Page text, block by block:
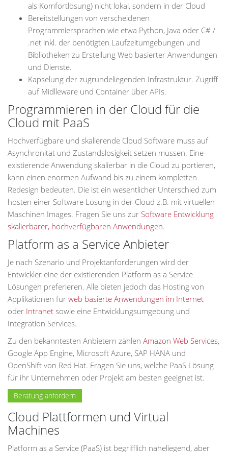
als Komfortlösung) nicht lokal, sondern in der Cloud
Bereitstellungen von verscheidenen
Programmiersprachen wie etwa Python, Java oder C# /
.net inkl. der benötigten Laufzeitumgebungen und
Bibliotheken zu Erstellung Web basierter Anwendungen
und Dienste.
Kapselung der zugrundeliegenden Infrastruktur. Zugriff
auf Midlleware und Container über APIs.
Programmieren in der Cloud für die
Cloud mit PaaS
Hochverfügbare und skalierende Cloud Software muss auf
Asynchronität und Zustandslosigkeit setzen müssen. Eine
existierende Anwendung skalierbar in die Cloud zu portieren,
kann einen enormen Aufwand bis zu einem kompletten
Redesign bedeuten. Die ist ein wesentlicher Unterschied zum
hosten einer Software Lösung in der Cloud z.B. mit virtuellen
Maschinen Images. Fragen Sie uns zur Software Entwicklung
skalierbarer, hochverfügbaren Anwendungen.
Platform as a Service Anbieter
Je nach Szenario und Projektanforderungen wird der
Entwickler eine der existierenden Platform as a Service
Lösungen preferieren. Alle bieten jedoch das Hosting von
Applikationen für web basierte Anwendungen im Internet
oder Intranet sowie eine Entwicklungsumgebung und
Integration Services.
Zu den bekanntesten Anbietern zählen Amazon Web Services,
Google App Engine, Microsoft Azure, SAP HANA und
OpenShift von Red Hat. Fragen Sie uns, welche PaaS Lösung
für ihr Unternehmen oder Projekt am besten geeignet ist.
Beratung anfordern
Cloud Plattformen und Virtual
Machines
Platform as a Service (PaaS) ist begrifflich naheliegend, aber